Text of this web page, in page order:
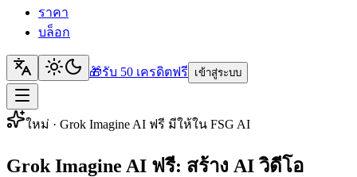
ราคา
บล็อก
🎁รับ 50 เครดิตฟรี เข้าสู่ระบบ
ใหม่ · Grok Imagine AI ฟรี มีให้ใน FSG AI
Grok Imagine AI ฟรี: สร้าง AI วิดีโอ